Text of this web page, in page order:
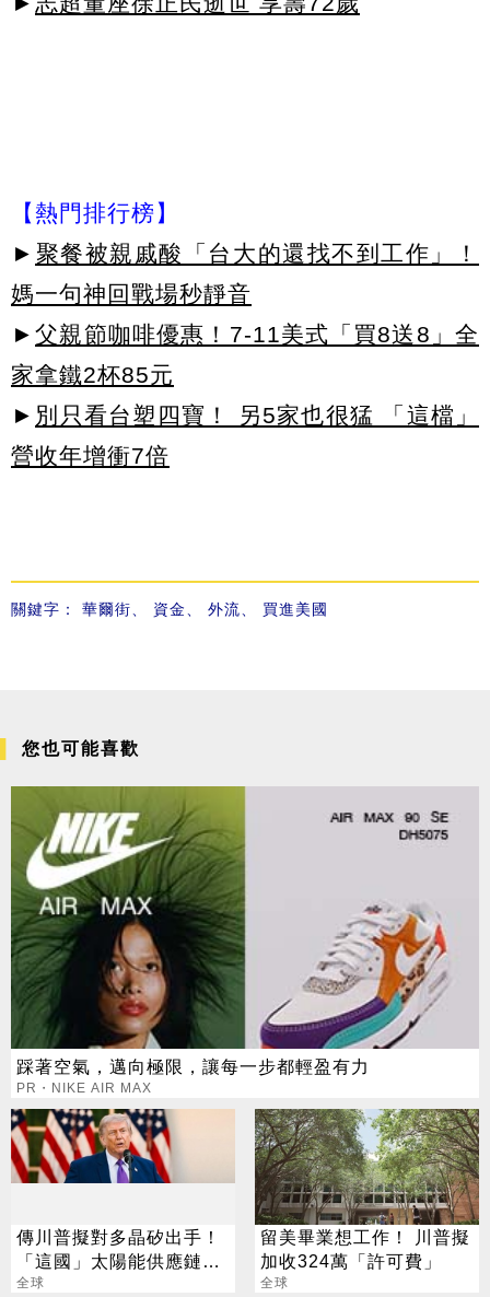
【熱門排行榜】
► 聚餐被親戚酸「台大的還找不到工作」！
媽一句神回戰場秒靜音
► 父親節咖啡優惠！7-11美式「買8送8」全
家拿鐵2杯85元
► 別只看台塑四寶！ 另5家也很猛 「這檔」
營收年增衝7倍
關鍵字： 華爾街 資金 外流 買進美國
您也可能喜歡
踩著空氣，邁向極限，讓每一步都輕盈有力
PR・NIKE AIR MAX
傳川普擬對多晶矽出手！
「這國」太陽能供應鏈恐
遭重擊
全球
留美畢業想工作！ 川普擬
加收324萬「許可費」
全球